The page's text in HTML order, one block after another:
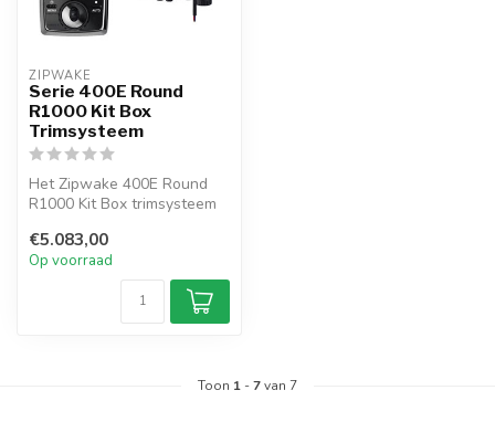
ZIPWAKE
Serie 400E Round
R1000 Kit Box
Trimsysteem
Het Zipwake 400E Round
R1000 Kit Box trimsysteem
trimsysteem vo...
€5.083,00
Op voorraad
Toon 1 -7van 7